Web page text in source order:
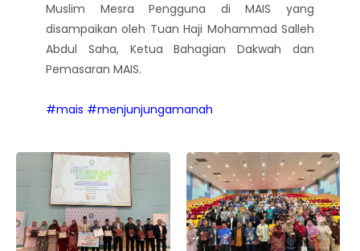
Muslim Mesra Pengguna di MAIS yang
disampaikan oleh Tuan Haji Mohammad Salleh
Abdul Saha, Ketua Bahagian Dakwah dan
Pemasaran MAIS.
#mais #menjunjungamanah